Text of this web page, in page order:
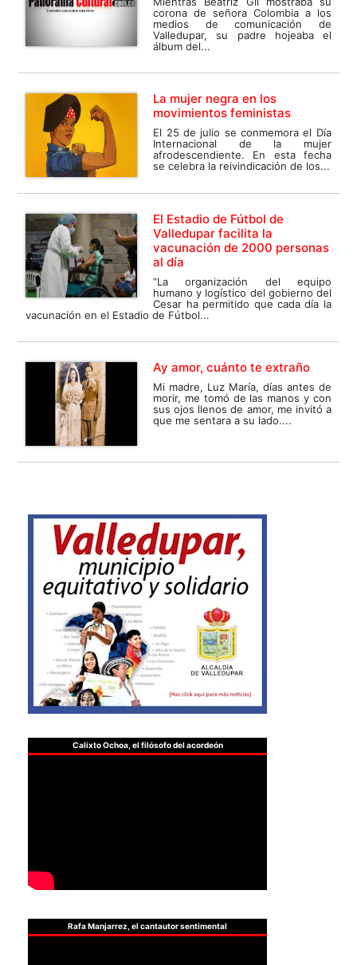
corona de señora Colombia a los
medios de comunicación de
Valledupar, su padre hojeaba el
álbum del...
La mujer negra en los
movimientos feministas
El 25 de julio se conmemora el Día
Internacional de la mujer
afrodescendiente. En esta fecha
se celebra la reivindicación de los...
El Estadio de Fútbol de
Valledupar facilita la
vacunación de 2000 personas
al día
“La organización del equipo
humano y logístico del gobierno del
Cesar ha permitido que cada día la
vacunación en el Estadio de Fútbol...
Ay amor, cuánto te extraño
Mi madre, Luz María, días antes de
morir, me tomó de las manos y con
sus ojos llenos de amor, me invitó a
que me sentara a su lado....
Calixto Ochoa, el filósofo del acordeón
Rafa Manjarrez, el cantautor sentimental